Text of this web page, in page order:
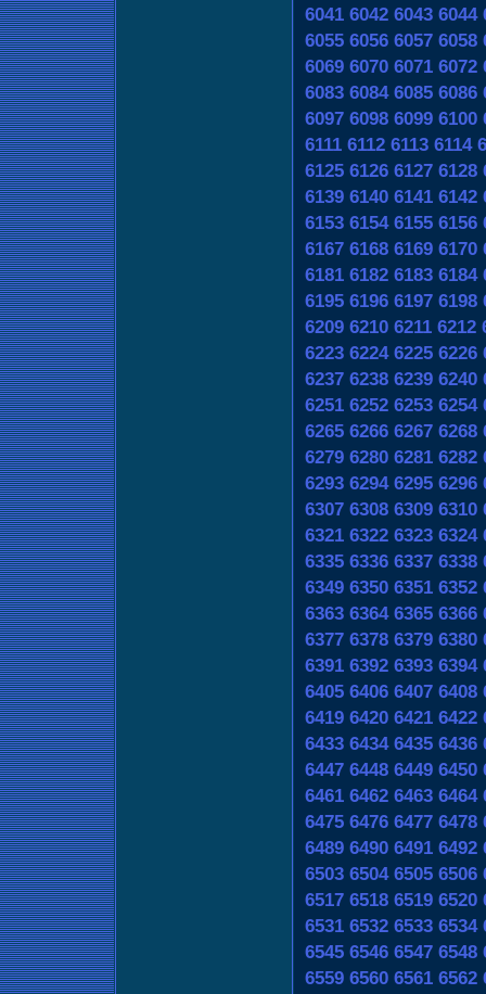
6041 6042 6043 6044
6055 6056 6057 6058
6069 6070 6071 6072
6083 6084 6085 6086
6097 6098 6099 6100
6111 6112 6113 6114
6125 6126 6127 6128
6139 6140 6141 6142
6153 6154 6155 6156
6167 6168 6169 6170
6181 6182 6183 6184
6195 6196 6197 6198
6209 6210 6211 6212
6223 6224 6225 6226
6237 6238 6239 6240
6251 6252 6253 6254
6265 6266 6267 6268
6279 6280 6281 6282
6293 6294 6295 6296
6307 6308 6309 6310
6321 6322 6323 6324
6335 6336 6337 6338
6349 6350 6351 6352
6363 6364 6365 6366
6377 6378 6379 6380
6391 6392 6393 6394
6405 6406 6407 6408
6419 6420 6421 6422
6433 6434 6435 6436
6447 6448 6449 6450
6461 6462 6463 6464
6475 6476 6477 6478
6489 6490 6491 6492
6503 6504 6505 6506
6517 6518 6519 6520
6531 6532 6533 6534
6545 6546 6547 6548
6559 6560 6561 6562